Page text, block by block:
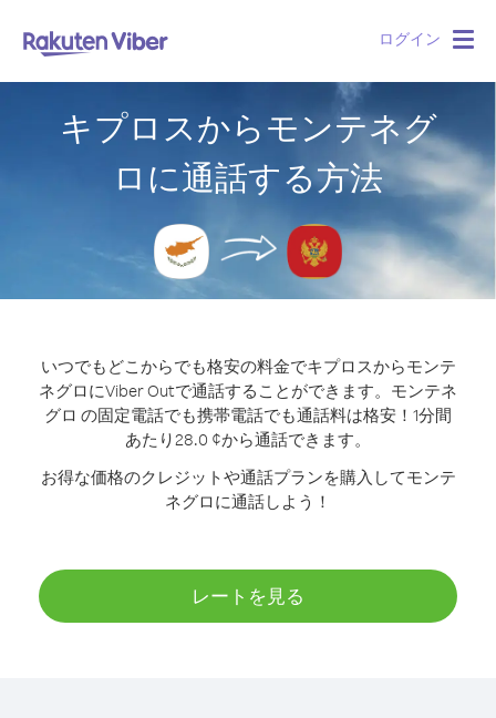
ログイン
キプロスからモンテネグ
ロに通話する方法
いつでもどこからでも格安の料金でキプロスからモンテ
ネグロにViber Outで通話することができます。 モンテネ
グロ の固定電話でも携帯電話でも通話料は格安！1分間
あたり28.0 ¢から通話できます。
お得な価格のクレジットや通話プランを購入してモンテ
ネグロに通話しよう！
レートを見る